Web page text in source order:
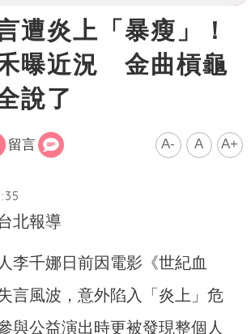
遭炎上「暴瘦」！
曝近況 金曲槓龜
說了
留言 A- A A+
北報導
李千娜日前因電影《世紀血
言風波，意外陷入「炎上」危
與公益演出時更被發現整個人